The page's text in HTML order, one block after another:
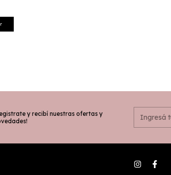
y recibí nuestras ofertas y